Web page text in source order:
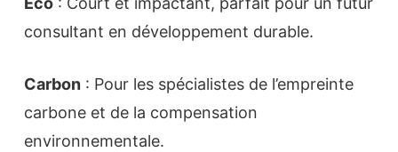
consultant en développement durable.
Carbon : Pour les spécialistes de l’empreinte
carbone et de la compensation
environnementale.